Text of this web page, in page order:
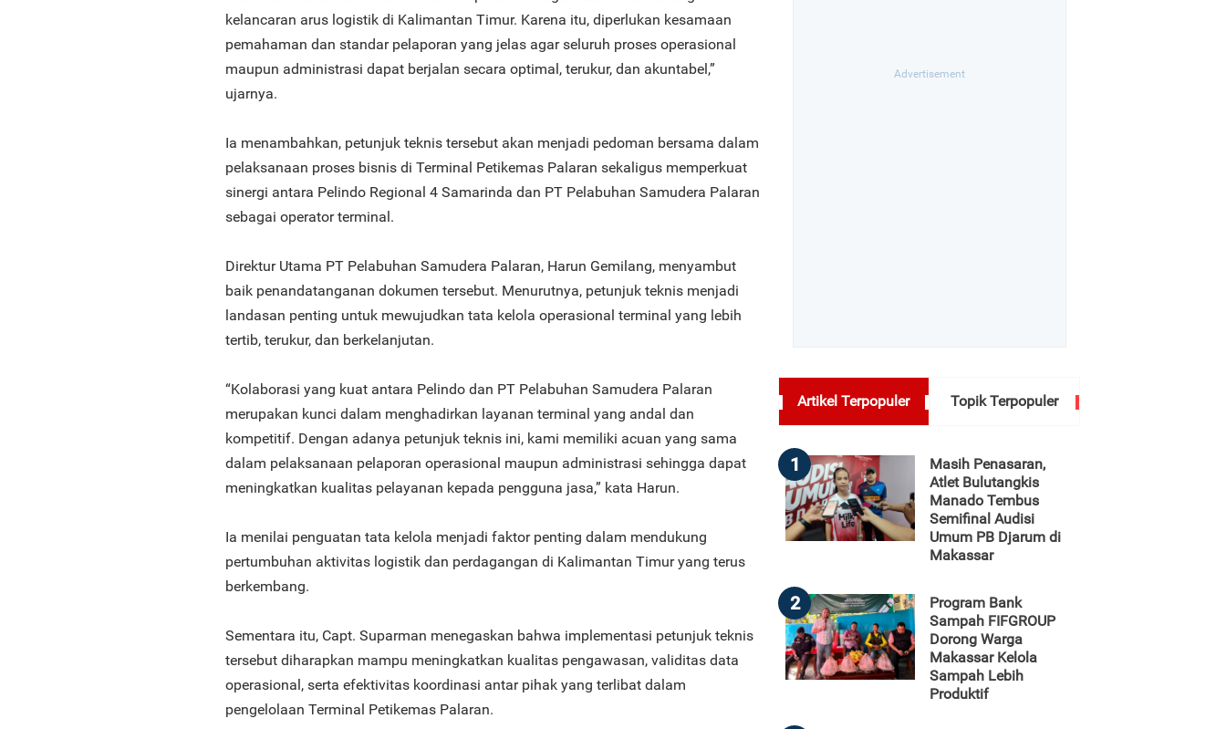
kelancaran arus logistik di Kalimantan Timur. Karena itu, diperlukan kesamaan
pemahaman dan standar pelaporan yang jelas agar seluruh proses operasional
maupun administrasi dapat berjalan secara optimal, terukur, dan akuntabel,”
ujarnya.
Ia menambahkan, petunjuk teknis tersebut akan menjadi pedoman bersama dalam
pelaksanaan proses bisnis di Terminal Petikemas Palaran sekaligus memperkuat
sinergi antara Pelindo Regional 4 Samarinda dan PT Pelabuhan Samudera Palaran
sebagai operator terminal.
Direktur Utama PT Pelabuhan Samudera Palaran, Harun Gemilang, menyambut
baik penandatanganan dokumen tersebut. Menurutnya, petunjuk teknis menjadi
landasan penting untuk mewujudkan tata kelola operasional terminal yang lebih
tertib, terukur, dan berkelanjutan.
“Kolaborasi yang kuat antara Pelindo dan PT Pelabuhan Samudera Palaran
merupakan kunci dalam menghadirkan layanan terminal yang andal dan
kompetitif. Dengan adanya petunjuk teknis ini, kami memiliki acuan yang sama
dalam pelaksanaan pelaporan operasional maupun administrasi sehingga dapat
meningkatkan kualitas pelayanan kepada pengguna jasa,” kata Harun.
Ia menilai penguatan tata kelola menjadi faktor penting dalam mendukung
pertumbuhan aktivitas logistik dan perdagangan di Kalimantan Timur yang terus
berkembang.
Sementara itu, Capt. Suparman menegaskan bahwa implementasi petunjuk teknis
tersebut diharapkan mampu meningkatkan kualitas pengawasan, validitas data
operasional, serta efektivitas koordinasi antar pihak yang terlibat dalam
pengelolaan Terminal Petikemas Palaran.
Artikel Terpopuler Topik Terpopuler
1
Masih Penasaran,
Atlet Bulutangkis
Manado Tembus
Semifinal Audisi
Umum PB Djarum di
Makassar
2
Program Bank
Sampah FIFGROUP
Dorong Warga
Makassar Kelola
Sampah Lebih
Produktif